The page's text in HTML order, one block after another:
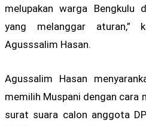
melupakan warga Bengkulu
yang melanggar aturan,”
Agusssalim Hasan.
Agussalim Hasan
memilih Muspani dengan cara
surat suara calon anggota